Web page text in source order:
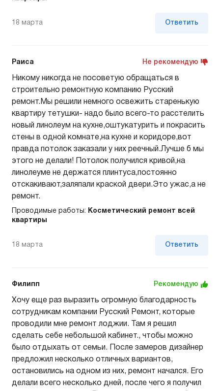
18 марта Ответить
Раиса Не рекомендую
Никому никогда не посоветую обращаться в
строительно ремонтную компанию Русский
ремонт.Мы решили немного освежить старенькую
квартиру тетушки- надо было всего-то расстелить
новый линолеум на кухне,оштукатурить и покрасить
стены в одной комнате,на кухне и коридоре,вот
правда потолок заказали у них реечный.Лучше б мы
этого не делали! Потолок получился кривой,на
линолеуме не держатся плинтуса,постоянно
отскакивают,заляпали краской двери.Это ужас,а не
ремонт.
Проводимые работы:
Косметический ремонт всей
квартиры
18 марта Ответить
Филипп Рекомендую
Хочу еще раз выразить огромную благодарность
сотрудникам компании Русский Ремонт, которые
проводили мне ремонт лоджии. Там я решил
сделать себе небольшой кабинет., чтобы можно
было отдыхать от семьи. После замеров дизайнер
предложил несколько отличных вариантов,
остановились на одном из них, ремонт начался. Его
делали всего несколько дней, после чего я получил